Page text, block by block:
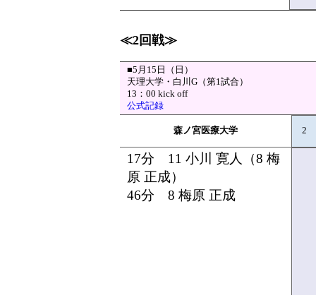
≪2回戦≫
■5月15日（日）
天理大学・白川G（第1試合）
13：00 kick off
公式記録
森ノ宮医療大学 2
17分 11 小川 寛人（8 梅
原 正成）
46分 8 梅原 正成